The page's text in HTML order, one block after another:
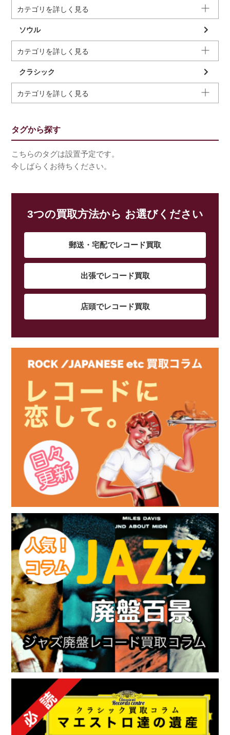
カテゴリを詳しく見る
ソウル
カテゴリを詳しく見る
クラシック
カテゴリを詳しく見る
タグから探す
こちらのタグは設置予定です。
今しばらくお待ちください。
3つの買取方法から お選びください
郵送・宅配でレコード買取
出張でレコード買取
店頭でレコード買取